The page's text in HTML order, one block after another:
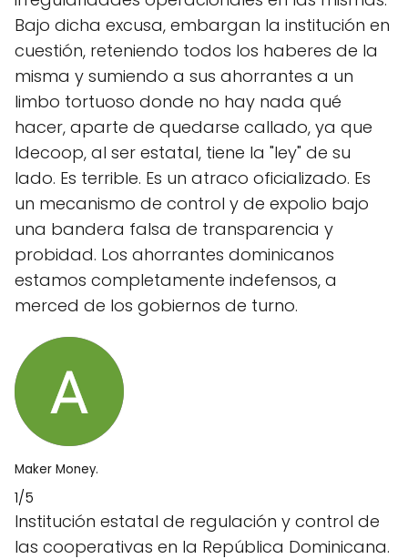
Bajo dicha excusa, embargan la institución en
cuestión, reteniendo todos los haberes de la
misma y sumiendo a sus ahorrantes a un
limbo tortuoso donde no hay nada qué
hacer, aparte de quedarse callado, ya que
Idecoop, al ser estatal, tiene la "ley" de su
lado. Es terrible. Es un atraco oficializado. Es
un mecanismo de control y de expolio bajo
una bandera falsa de transparencia y
probidad. Los ahorrantes dominicanos
estamos completamente indefensos, a
merced de los gobiernos de turno.
Maker Money.
1/5
Institución estatal de regulación y control de
las cooperativas en la República Dominicana.